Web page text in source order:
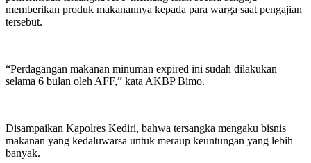
memberikan produk makanannya kepada para warga saat pengajian
tersebut.
“Perdagangan makanan minuman expired ini sudah dilakukan
selama 6 bulan oleh AFF,” kata AKBP Bimo.
Disampaikan Kapolres Kediri, bahwa tersangka mengaku bisnis
makanan yang kedaluwarsa untuk meraup keuntungan yang lebih
banyak.